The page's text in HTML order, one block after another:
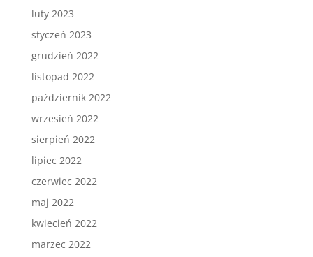
luty 2023
styczeń 2023
grudzień 2022
listopad 2022
październik 2022
wrzesień 2022
sierpień 2022
lipiec 2022
czerwiec 2022
maj 2022
kwiecień 2022
marzec 2022